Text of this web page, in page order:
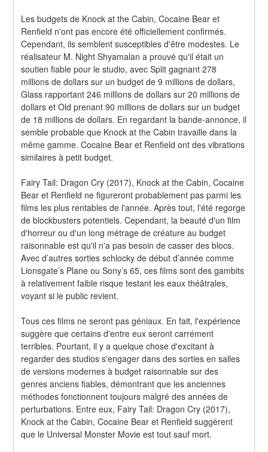
Les budgets de Knock at the Cabin, Cocaine Bear et
Renfield n'ont pas encore été officiellement confirmés.
Cependant, ils semblent susceptibles d'être modestes. Le
réalisateur M. Night Shyamalan a prouvé qu'il était un
soutien fiable pour le studio, avec Split gagnant 278
millions de dollars sur un budget de 9 millions de dollars,
Glass rapportant 246 millions de dollars sur 20 millions de
dollars et Old prenant 90 millions de dollars sur un budget
de 18 millions de dollars. En regardant la bande-annonce, il
semble probable que Knock at the Cabin travaille dans la
même gamme. Cocaine Bear et Renfield ont des vibrations
similaires à petit budget.
Fairy Tail: Dragon Cry (2017), Knock at the Cabin, Cocaine
Bear et Renfield ne figureront probablement pas parmi les
films les plus rentables de l'année. Après tout, l'été regorge
de blockbusters potentiels. Cependant, la beauté d'un film
d'horreur ou d'un long métrage de créature au budget
raisonnable est qu'il n'a pas besoin de casser des blocs.
Avec d’autres sorties schlocky de début d’année comme
Lionsgate’s Plane ou Sony’s 65, ces films sont des gambits
à relativement faible risque testant les eaux théâtrales,
voyant si le public revient.
Tous ces films ne seront pas géniaux. En fait, l'expérience
suggère que certains d'entre eux seront carrément
terribles. Pourtant, il y a quelque chose d'excitant à
regarder des studios s'engager dans des sorties en salles
de versions modernes à budget raisonnable sur des
genres anciens fiables, démontrant que les anciennes
méthodes fonctionnent toujours malgré des années de
perturbations. Entre eux, Fairy Tail: Dragon Cry (2017),
Knock at the Cabin, Cocaine Bear et Renfield suggèrent
que le Universal Monster Movie est tout sauf mort.